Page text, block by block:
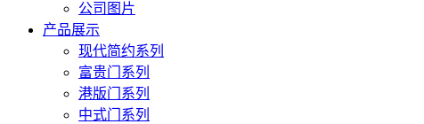
公司图片
产品展示
现代简约系列
富贵门系列
港版门系列
中式门系列